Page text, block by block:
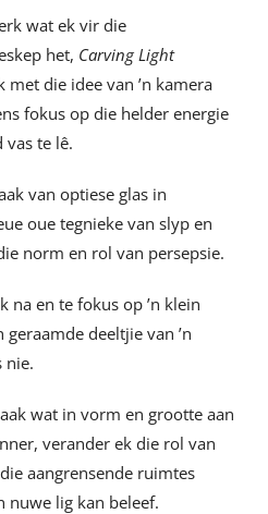
wat ek vir die
het, Carving Light
met die idee van ’n kamera
fokus op die helder energie
vas te lê.
van optiese glas in
oue tegnieke van slyp en
norm en rol van persepsie.
na en te fokus op ’n klein
deeltjie van ’n
nie.
wat in vorm en grootte aan
verander ek die rol van
aangrensende ruimtes
nuwe lig kan beleef.